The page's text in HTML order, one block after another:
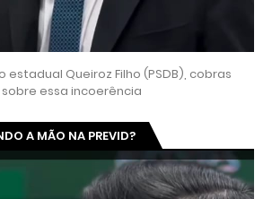
Queiroz Filho (PSDB), cobras
essa incoerência
A MÃO NA PREVID?